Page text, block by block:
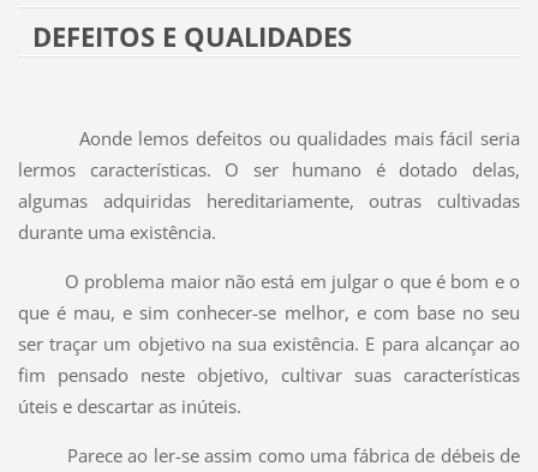
DEFEITOS E QUALIDADES
Aonde lemos defeitos ou qualidades mais fácil seria
lermos características. O ser humano é dotado delas,
algumas adquiridas hereditariamente, outras cultivadas
durante uma existência.
O problema maior não está em julgar o que é bom e o
que é mau, e sim conhecer-se melhor, e com base no seu
ser traçar um objetivo na sua existência. E para alcançar ao
fim pensado neste objetivo, cultivar suas características
úteis e descartar as inúteis.
Parece ao ler-se assim como uma fábrica de débeis de